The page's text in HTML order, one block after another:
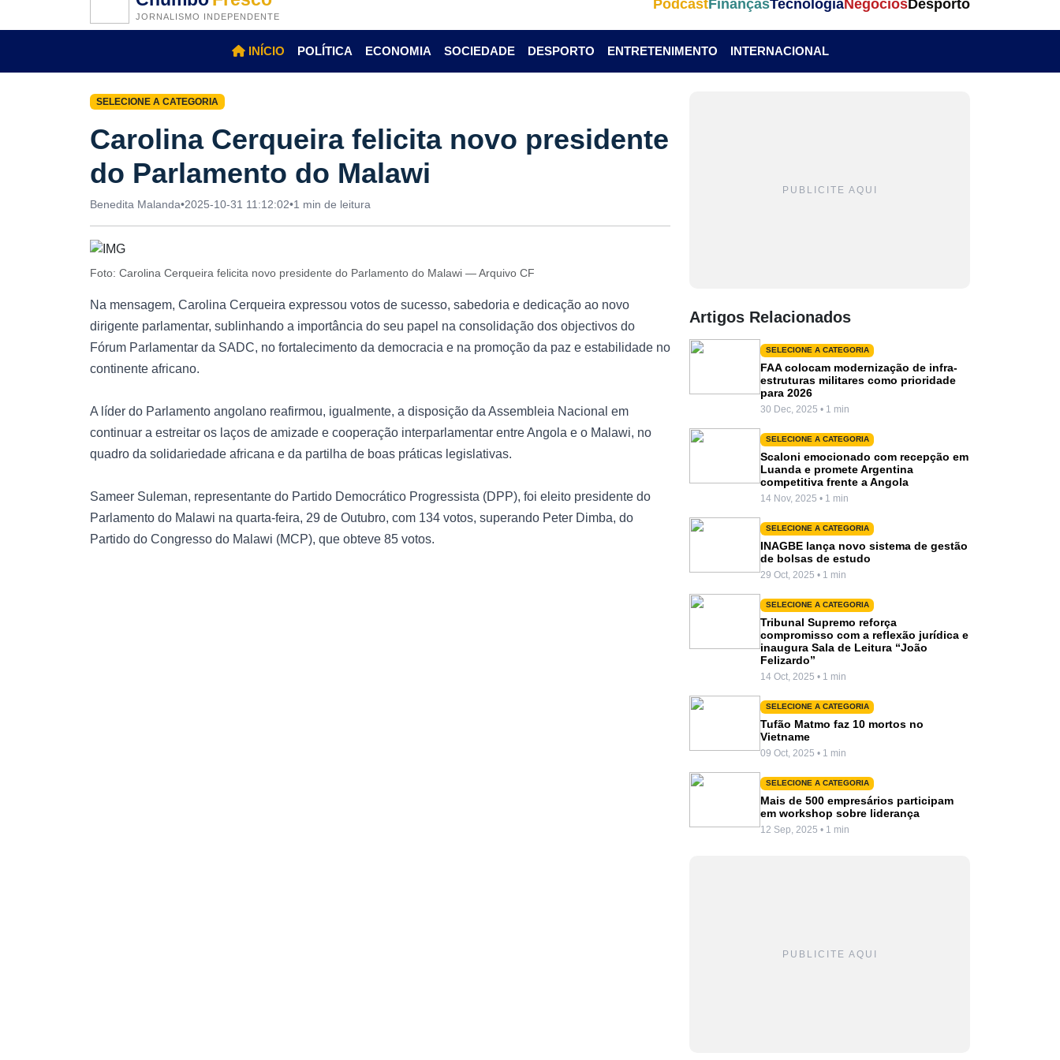
JORNALISMO INDEPENDENTE
PodcastFinançasTecnologiaNegóciosDesporto
INÍCIO POLÍTICA ECONOMIA SOCIEDADE DESPORTO ENTRETENIMENTO INTERNACIONAL
SELECIONE A CATEGORIA
Carolina Cerqueira felicita novo presidente
do Parlamento do Malawi
Benedita Malanda•2025-10-31 11:12:02•1 min de leitura
Foto: Carolina Cerqueira felicita novo presidente do Parlamento do Malawi — Arquivo CF
Na mensagem, Carolina Cerqueira expressou votos de sucesso, sabedoria e dedicação ao novo
dirigente parlamentar, sublinhando a importância do seu papel na consolidação dos objectivos do
Fórum Parlamentar da SADC, no fortalecimento da democracia e na promoção da paz e estabilidade no
continente africano.
A líder do Parlamento angolano reafirmou, igualmente, a disposição da Assembleia Nacional em
continuar a estreitar os laços de amizade e cooperação interparlamentar entre Angola e o Malawi, no
quadro da solidariedade africana e da partilha de boas práticas legislativas.
Sameer Suleman, representante do Partido Democrático Progressista (DPP), foi eleito presidente do
Parlamento do Malawi na quarta-feira, 29 de Outubro, com 134 votos, superando Peter Dimba, do
Partido do Congresso do Malawi (MCP), que obteve 85 votos.
PUBLICITE AQUI
Artigos Relacionados
SELECIONE A CATEGORIA
FAA colocam modernização de infra-
estruturas militares como prioridade
para 2026
30 Dec, 2025 • 1 min
SELECIONE A CATEGORIA
Scaloni emocionado com recepção em
Luanda e promete Argentina
competitiva frente a Angola
14 Nov, 2025 • 1 min
SELECIONE A CATEGORIA
INAGBE lança novo sistema de gestão
de bolsas de estudo
29 Oct, 2025 • 1 min
SELECIONE A CATEGORIA
Tribunal Supremo reforça
compromisso com a reflexão jurídica e
inaugura Sala de Leitura “João
Felizardo”
14 Oct, 2025 • 1 min
SELECIONE A CATEGORIA
Tufão Matmo faz 10 mortos no
Vietname
09 Oct, 2025 • 1 min
SELECIONE A CATEGORIA
Mais de 500 empresários participam
em workshop sobre liderança
12 Sep, 2025 • 1 min
PUBLICITE AQUI